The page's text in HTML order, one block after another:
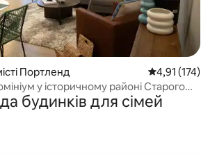
Портленд Середня
4,91 (174)
у історичному районі Старого
будинків для сімей